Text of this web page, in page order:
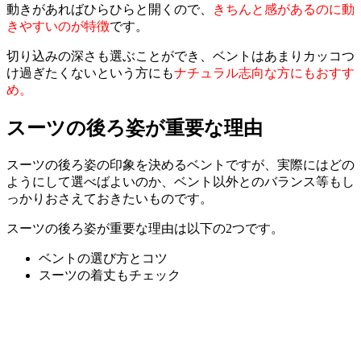
動きがあればひらひらと開くので、
きちんと感があるのに動
きやすいのが特徴です。
切り込みの深さも選ぶことができ、ベントはあまりカッコつ
け過ぎたくないという方にもナチュラル志向な方にもおすす
め。
スーツの後ろ姿が重要な理由
スーツの後ろ姿の印象を決めるベントですが、実際にはどの
ようにして選べばよいのか、ベント以外とのバランス等もし
っかりおさえておきたいものです。
スーツの後ろ姿が重要な理由は以下の2つです。
ベントの選び方とコツ
スーツの着丈もチェック